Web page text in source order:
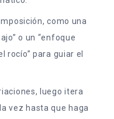
como una
o un “enfoque
rocío” para guiar el
luego itera
vez hasta que haga